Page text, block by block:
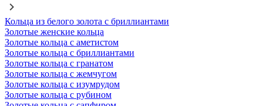
Кольца из белого золота с бриллиантами
Золотые женские кольца
Золотые кольца с аметистом
Золотые кольца с бриллиантами
Золотые кольца с гранатом
Золотые кольца с жемчугом
Золотые кольца с изумрудом
Золотые кольца с рубином